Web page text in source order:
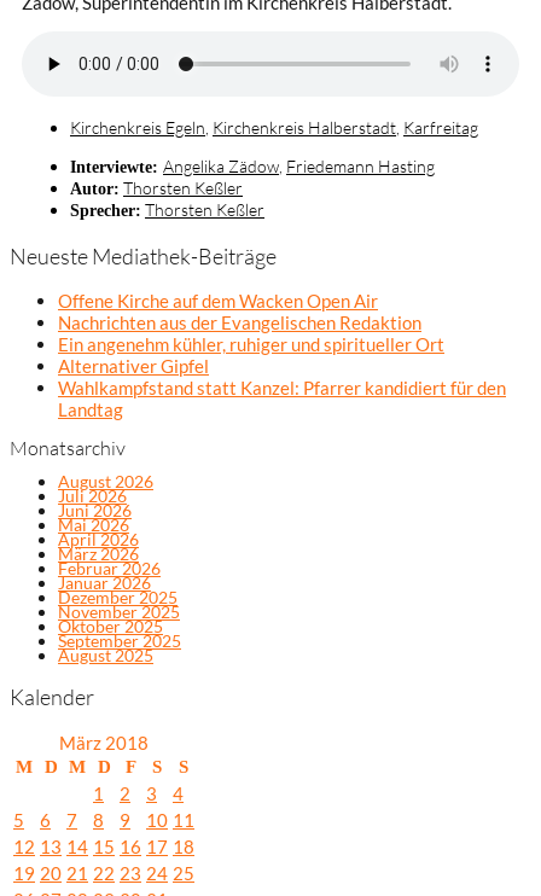
Kirchenkreis Egeln Kirchenkreis Halberstadt Karfreitag
Interviewte: Angelika Zädow Friedemann Hasting
Autor: Thorsten Keßler
Sprecher: Thorsten Keßler
Neueste Mediathek-Beiträge
Offene Kirche auf dem Wacken Open Air
Nachrichten aus der Evangelischen Redaktion
Ein angenehm kühler, ruhiger und spiritueller Ort
Alternativer Gipfel
Wahlkampfstand statt Kanzel: Pfarrer kandidiert für den
Landtag
Monatsarchiv
August 2026
Juli 2026
Juni 2026
Mai 2026
April 2026
März 2026
Februar 2026
Januar 2026
Dezember 2025
November 2025
Oktober 2025
September 2025
August 2025
Kalender
März 2018
M D M D F S S
1 2 3
4
5
6 7 8 9 10 11
12 13 14 15 16 17 18
19 20 21 22 23 24 25